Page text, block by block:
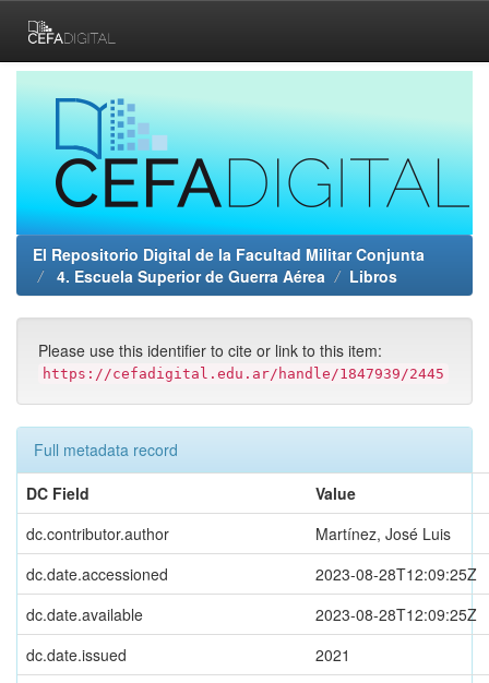
navigation
El Repositorio Digital de la Facultad Militar Conjunta
4. Escuela Superior de Guerra Aérea
Libros
Please use this identifier to cite or link to this item:
https://cefadigital.edu.ar/handle/1847939/2445
Full metadata record
DC Field
Value
dc.contributor.author
Martínez, José Luis
dc.date.accessioned
2023-08-28T12:09:25Z
dc.date.available
2023-08-28T12:09:25Z
dc.date.issued
2021